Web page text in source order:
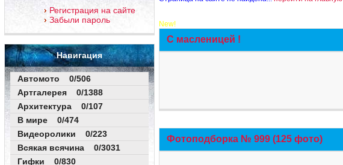
Регистрация на сайте
Забыли пароль
Навигация
Автомото 0/506
Артгалерея 0/1388
Архитектура 0/107
В мире 0/474
Видеоролики 0/223
Всякая всячина 0/3031
Гифки 0/830
New!
С масленицей !
Фотоподборка № 999 (125 фото)